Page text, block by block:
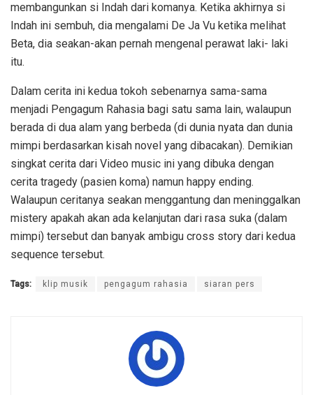
membangunkan si Indah dari komanya. Ketika akhirnya si
Indah ini sembuh, dia mengalami De Ja Vu ketika melihat
Beta, dia seakan-akan pernah mengenal perawat laki- laki
itu.
Dalam cerita ini kedua tokoh sebenarnya sama-sama
menjadi Pengagum Rahasia bagi satu sama lain, walaupun
berada di dua alam yang berbeda (di dunia nyata dan dunia
mimpi berdasarkan kisah novel yang dibacakan). Demikian
singkat cerita dari Video music ini yang dibuka dengan
cerita tragedy (pasien koma) namun happy ending.
Walaupun ceritanya seakan menggantung dan meninggalkan
mistery apakah akan ada kelanjutan dari rasa suka (dalam
mimpi) tersebut dan banyak ambigu cross story dari kedua
sequence tersebut.
Tags: klip musik pengagum rahasia siaran pers